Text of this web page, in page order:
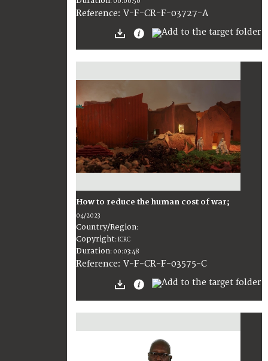
Reference: V-F-CR-F-03727-A
How to reduce the human cost of war;
04/2023
Country/Region:
Copyright:ICRC
Duration: 00:03:48
Reference: V-F-CR-F-03575-C